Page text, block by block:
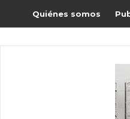
Quiénes somos